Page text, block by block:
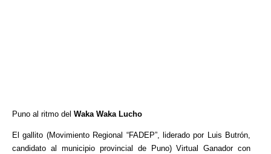
Puno al ritmo del Waka Waka Lucho
El gallito (Movimiento Regional “FADEP”, liderado por Luis Butrón,
candidato al municipio provincial de Puno) Virtual Ganador con